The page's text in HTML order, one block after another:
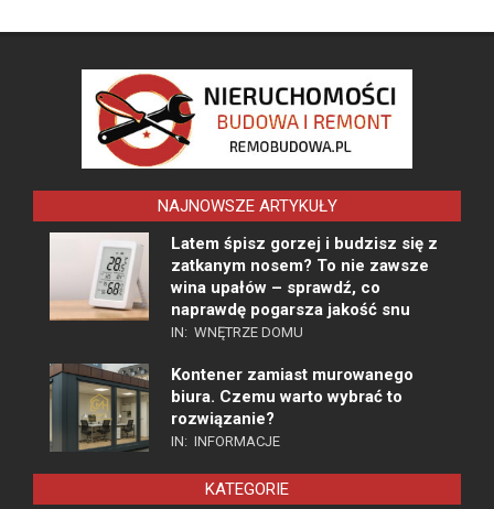
NAJNOWSZE ARTYKUŁY
Latem śpisz gorzej i budzisz się z
zatkanym nosem? To nie zawsze
wina upałów – sprawdź, co
naprawdę pogarsza jakość snu
IN: WNĘTRZE DOMU
Kontener zamiast murowanego
biura. Czemu warto wybrać to
rozwiązanie?
IN: INFORMACJE
KATEGORIE